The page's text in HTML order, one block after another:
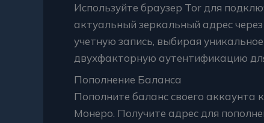
Используйте браузер Tor для
актуальный зеркальный адрес
учетную запись, выбирая
двухфакторную аутентификацию
Пополнение Баланса
Пополните баланс своего
Монеро. Получите адрес для